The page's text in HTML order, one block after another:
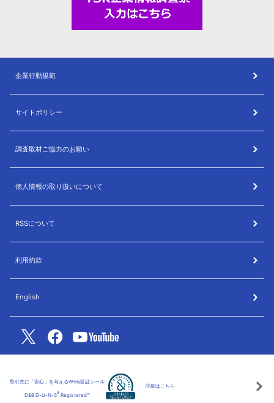
企業行動規範
サイトポリシー
調査取材ご協力のお願い
個人情報の取り扱いについて
RSSについて
利用約款
English
取引先に「安心」を与えるWeb認証シール
D&B D-U-N-S® Registered™
詳細はこちら